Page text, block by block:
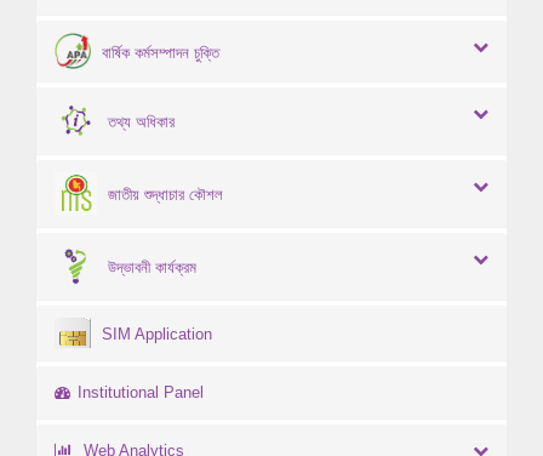
বার্ষিক কর্মসম্পাদন চুক্তি
তথ্য অধিকার
জাতীয় শুদ্ধাচার কৌশল
উদ্ভাবনী কার্যক্রম
SIM Application
Institutional Panel
Web Analytics